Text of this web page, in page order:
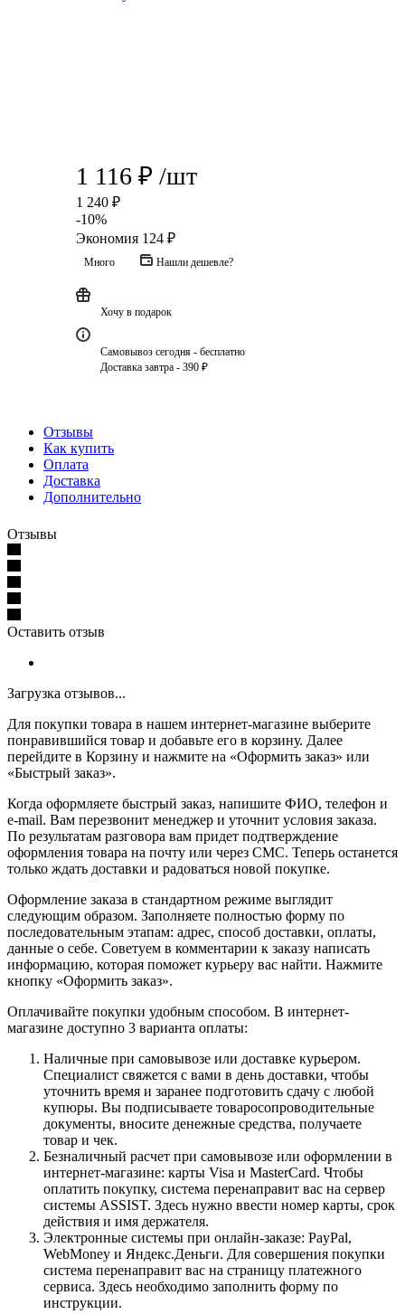
1 116 ₽ /шт
1 240 ₽
-10%
Экономия 124 ₽
Много Нашли дешевле?
Хочу в подарок
Самовывоз сегодня - бесплатно
Доставка завтра - 390 ₽
Отзывы
Как купить
Оплата
Доставка
Дополнительно
Отзывы
Оставить отзыв
Загрузка отзывов...
Для покупки товара в нашем интернет-магазине выберите
понравившийся товар и добавьте его в корзину. Далее
перейдите в Корзину и нажмите на «Оформить заказ» или
«Быстрый заказ».
Когда оформляете быстрый заказ, напишите ФИО, телефон и
e-mail. Вам перезвонит менеджер и уточнит условия заказа.
По результатам разговора вам придет подтверждение
оформления товара на почту или через СМС. Теперь останется
только ждать доставки и радоваться новой покупке.
Оформление заказа в стандартном режиме выглядит
следующим образом. Заполняете полностью форму по
последовательным этапам: адрес, способ доставки, оплаты,
данные о себе. Советуем в комментарии к заказу написать
информацию, которая поможет курьеру вас найти. Нажмите
кнопку «Оформить заказ».
Оплачивайте покупки удобным способом. В интернет-
магазине доступно 3 варианта оплаты:
Наличные при самовывозе или доставке курьером.
Специалист свяжется с вами в день доставки, чтобы
уточнить время и заранее подготовить сдачу с любой
купюры. Вы подписываете товаросопроводительные
документы, вносите денежные средства, получаете
товар и чек.
Безналичный расчет при самовывозе или оформлении в
интернет-магазине: карты Visa и MasterCard. Чтобы
оплатить покупку, система перенаправит вас на сервер
системы ASSIST. Здесь нужно ввести номер карты, срок
действия и имя держателя.
Электронные системы при онлайн-заказе: PayPal,
WebMoney и Яндекс.Деньги. Для совершения покупки
система перенаправит вас на страницу платежного
сервиса. Здесь необходимо заполнить форму по
инструкции.